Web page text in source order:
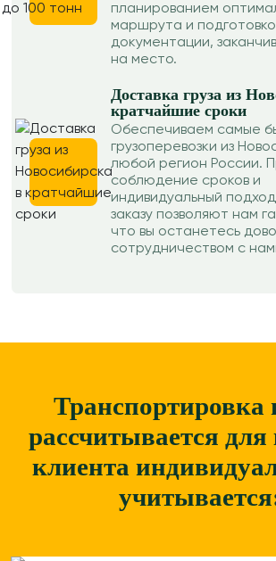
планированием
маршрута и
документации,
на место.
Доставка груза из
кратчайшие сроки
Обеспечиваем самые
грузоперевозки из
любой регион России.
соблюдение сроков и
индивидуальный
заказу позволяют нам
что вы останетесь
сотрудничеством с
Транспортировка
рассчитывается для
клиента